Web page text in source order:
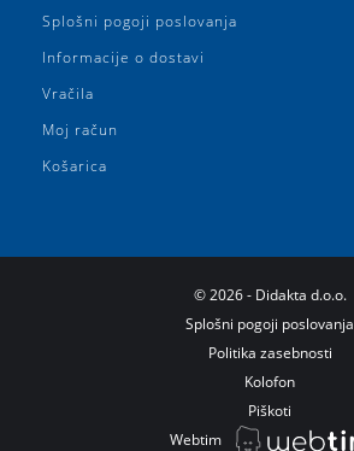
Splošni pogoji poslovanja
Informacije o dostavi
Vračila
Moj račun
Košarica
© 2026 - Didakta d.o.o.
Splošni pogoji poslovanja
Politika zasebnosti
Kolofon
Piškoti
Webtim